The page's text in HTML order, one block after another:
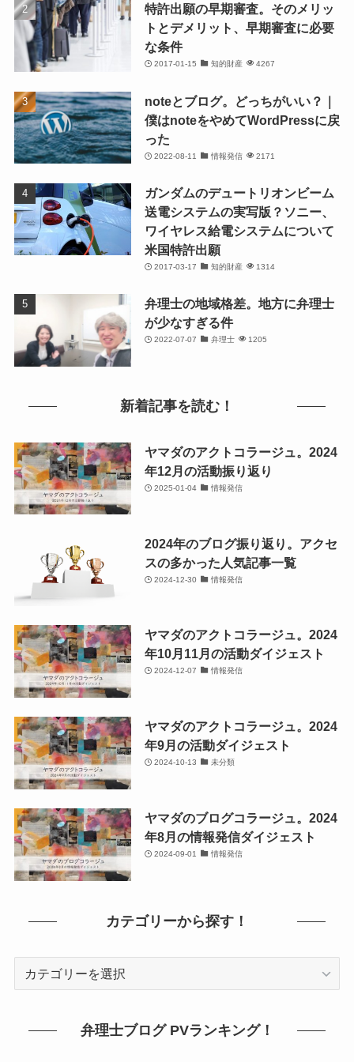
特許出願の早期審査。そのメリッ
トとデメリット、早期審査に必要
な条件
2017-01-15 知的財産 4267
noteとブログ。どっちがいい？｜
僕はnoteをやめてWordPressに戻
った
2022-08-11 情報発信 2171
ガンダムのデュートリオンビーム
送電システムの実写版？ソニー、
ワイヤレス給電システムについて
米国特許出願
2017-03-17 知的財産 1314
弁理士の地域格差。地方に弁理士
が少なすぎる件
2022-07-07 弁理士 1205
新着記事を読む！
ヤマダのアクトコラージュ。2024
年12月の活動振り返り
2025-01-04 情報発信
2024年のブログ振り返り。アクセ
スの多かった人気記事一覧
2024-12-30 情報発信
ヤマダのアクトコラージュ。2024
年10月11月の活動ダイジェスト
2024-12-07 情報発信
ヤマダのアクトコラージュ。2024
年9月の活動ダイジェスト
2024-10-13 未分類
ヤマダのブログコラージュ。2024
年8月の情報発信ダイジェスト
2024-09-01 情報発信
カテゴリーから探す！
弁理士ブログ PVランキング！